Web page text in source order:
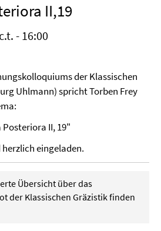
II,19
- 16:00
der Klassischen
Uhlmann) spricht Torben Frey
II, 19"
eingeladen.
Übersicht über das
der Klassischen Gräzistik finden